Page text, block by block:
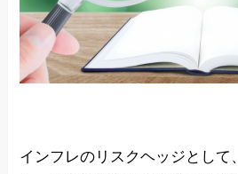
インフレのリスクヘッジとして